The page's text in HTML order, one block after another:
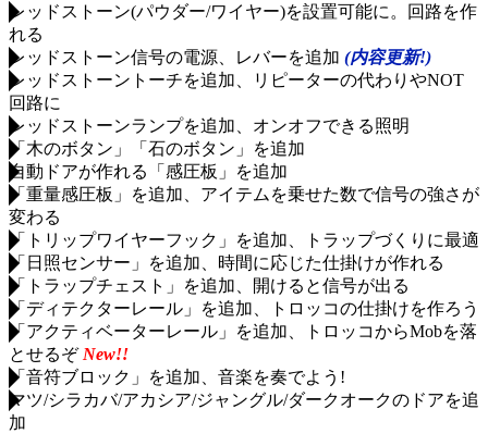
レッドストーン(パウダー/ワイヤー)を設置可能に。回路を作
れる
レッドストーン信号の電源、レバーを追加 (内容更新!)
レッドストーントーチを追加、リピーターの代わりやNOT
回路に
レッドストーンランプを追加、オンオフできる照明
「木のボタン」「石のボタン」を追加
自動ドアが作れる「感圧板」を追加
「重量感圧板」を追加、アイテムを乗せた数で信号の強さが
変わる
「トリップワイヤーフック」を追加、トラップづくりに最適
「日照センサー」を追加、時間に応じた仕掛けが作れる
「トラップチェスト」を追加、開けると信号が出る
「ディテクターレール」を追加、トロッコの仕掛けを作ろう
「アクティベーターレール」を追加、トロッコからMobを落
とせるぞ New!!
「音符ブロック」を追加、音楽を奏でよう!
マツ/シラカバ/アカシア/ジャングル/ダークオークのドアを追
加